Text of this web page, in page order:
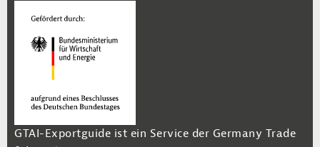
GTAI-Exportguide ist ein Service der Germany Trade